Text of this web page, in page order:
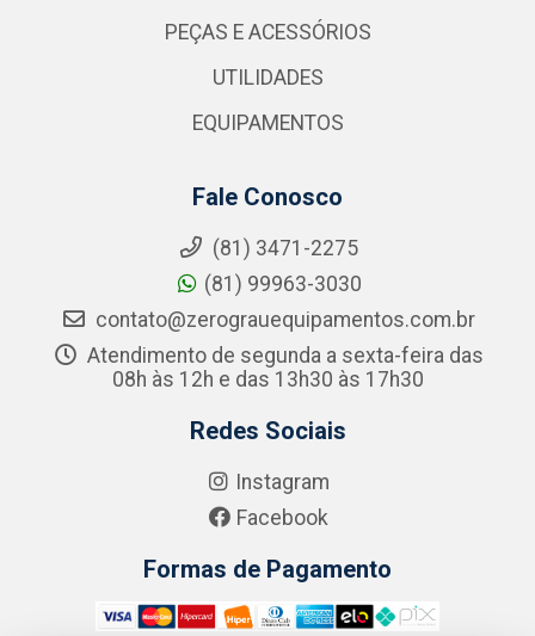
PEÇAS E ACESSÓRIOS
UTILIDADES
EQUIPAMENTOS
Fale Conosco
(81) 3471-2275
(81) 99963-3030
contato@zerograuequipamentos.com.br
Atendimento de segunda a sexta-feira das
08h às 12h e das 13h30 às 17h30
Redes Sociais
Instagram
Facebook
Formas de Pagamento